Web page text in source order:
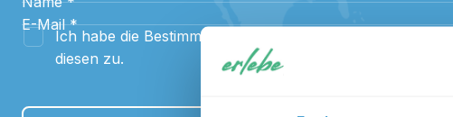
E-Mail *
Ich habe die Bestimmungen zum
diesen zu.